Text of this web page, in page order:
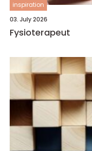
inspiration
03. July 2026
Fysioterapeut